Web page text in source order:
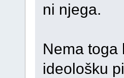
ni njega.
Nema toga
ideološku